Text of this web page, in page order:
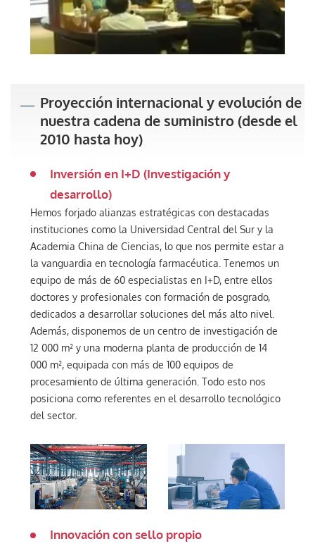
Proyección internacional y evolución de
nuestra cadena de suministro (desde el
2010 hasta hoy)
Inversión en I+D (Investigación y
desarrollo)
Hemos forjado alianzas estratégicas con destacadas
instituciones como la Universidad Central del Sur y la
Academia China de Ciencias, lo que nos permite estar a
la vanguardia en tecnología farmacéutica. Tenemos un
equipo de más de 60 especialistas en I+D, entre ellos
doctores y profesionales con formación de posgrado,
dedicados a desarrollar soluciones del más alto nivel.
Además, disponemos de un centro de investigación de
12 000 m² y una moderna planta de producción de 14
000 m², equipada con más de 100 equipos de
procesamiento de última generación. Todo esto nos
posiciona como referentes en el desarrollo tecnológico
del sector.
Innovación con sello propio